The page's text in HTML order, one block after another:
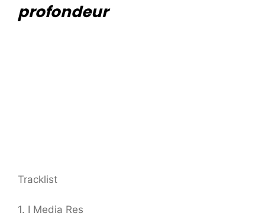
profondeur
Tracklist
1. I Media Res